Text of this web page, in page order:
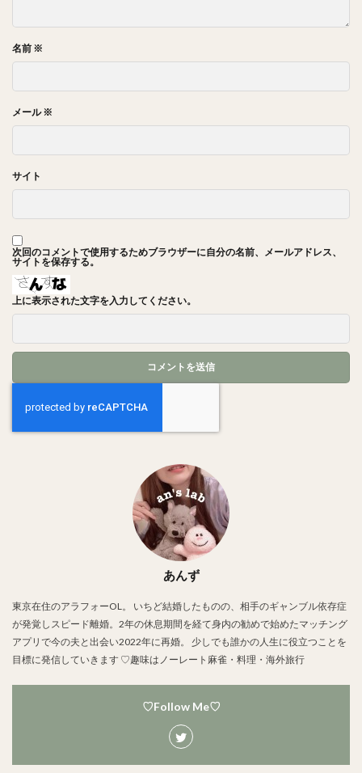
名前 ※
メール※
サイト
次回のコメントで使用するためブラウザーに自分の名前、メールアドレス、
サイトを保存する。
上に表示された文字を入力してください。
あんず
東京在住のアラフォーOL。 いちど結婚したものの、相手のギャンブル依存症
が発覚しスピード離婚。2年の休息期間を経て身内の勧めで始めたマッチング
アプリで今の夫と出会い2022年に再婚。 少しでも誰かの人生に役立つことを
目標に発信していきます ♡趣味はノーレート麻雀・料理・海外旅行
♡Follow Me♡